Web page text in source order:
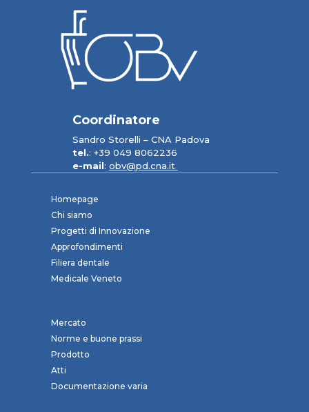
Coordinatore
Sandro Storelli – CNA Padova
tel.: +39 049 8062236
e-mail: obv@pd.cna.it
Homepage
Chi siamo
Progetti di Innovazione
Approfondimenti
Filiera dentale
Medicale Veneto
Mercato
Norme e buone prassi
Prodotto
Atti
Documentazione varia